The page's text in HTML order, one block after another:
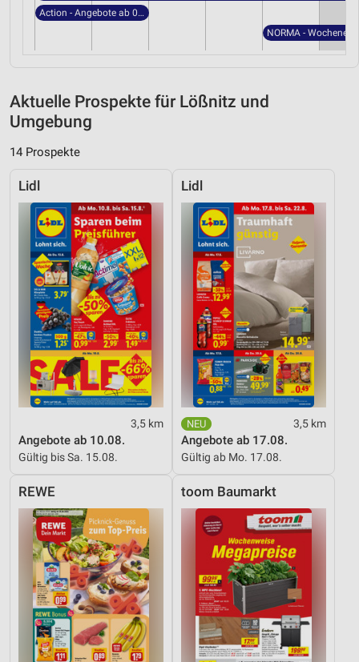
Action - Angebote ab 05.08.
Aktuelle Prospekte für Lößnitz und
Umgebung
14 Prospekte
Lidl
3,5 km
Angebote ab 10.08.
Gültig bis Sa. 15.08.
Lidl
3,5 km
Angebote ab 17.08.
Gültig ab Mo. 17.08.
REWE toom Baumarkt